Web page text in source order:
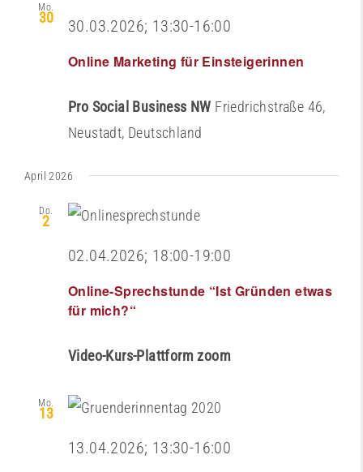
Mo.
30
Online Marketing für Einsteigerinnen
30.03.2026; 13:30-16:00
Pro Social Business NW Friedrichstraße 46,
Neustadt, Deutschland
April 2026
Do.
2
Online-Sprechstunde “Ist Gründen etwas
für mich?“
02.04.2026; 18:00-19:00
Video-Kurs-Plattform zoom
Mo.
13
13.04.2026; 13:30-16:00